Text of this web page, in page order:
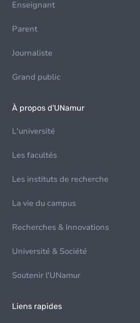
Enseignant
Parent
Journaliste
Grand public
À propos d'UNamur
L'université
Les facultés
Les instituts de recherche
La vie du campus
Recherches & Innovations
Université & Société
Soutenir l'UNamur
Liens rapides